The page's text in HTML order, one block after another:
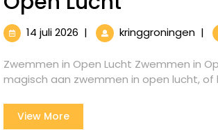
van
14 juli 2026 14
2026
| kringgroningenDe
van
|
Zwemmen in Open Lucht Zwemmen in
magisch aan zwemmen in open lucht, of
View MoreView